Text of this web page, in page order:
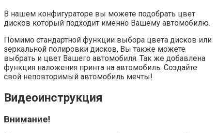
В нашем конфигураторе вы можете подобрать цвет
дисков который подходит именно Вашему автомобилю.
Помимо стандартной функции выбора цвета дисков или
зеркальной полировки дисков, Вы также можете
выбрать и цвет Вашего автомобиля. Так же добавлена
функция наложения принта на автомобиль. Создайте
свой неповторимый автомобиль мечты!
Видеоинструкция
Внимание!